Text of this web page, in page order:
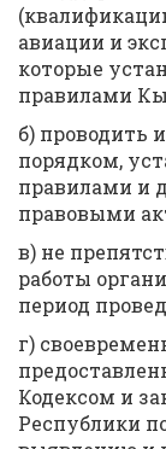
авиации и
которые
правилами
б) проводить
порядком,
правилами и
правовыми
в) не
работы
период
г)
Кодексом и
Республики